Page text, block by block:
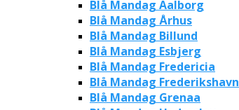
Blå Mandag Aalborg
Blå Mandag Århus
Blå Mandag Billund
Blå Mandag Esbjerg
Blå Mandag Fredericia
Blå Mandag Frederikshavn
Blå Mandag Grenaa